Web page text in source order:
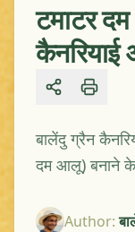
टमाटर
Share
बालेंदु ग्रैन
दम आलू) बनाने के
Author: